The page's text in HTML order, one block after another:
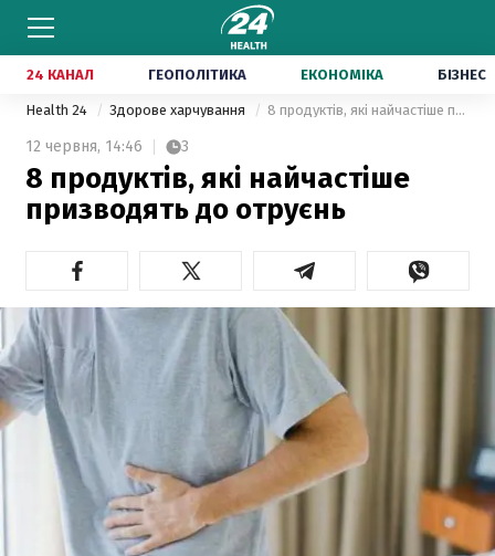
24 КАНАЛ ГЕОПОЛІТИКА ЕКОНОМІКА БІЗНЕС
Health 24 Здорове харчування 8 продуктів, які найчастіше призводять до отруєнь
12 червня, 14:46 3
8 продуктів, які найчастіше
призводять до отруєнь